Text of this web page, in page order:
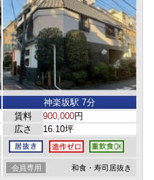
神楽坂駅 7分
賃料
900,000円
広さ
16.10坪
会員専用 和食・寿司居抜き